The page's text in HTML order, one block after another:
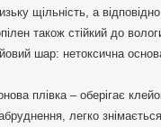
щільність, а
також стійкий до
шар: нетоксична
плівка – оберігає
легко